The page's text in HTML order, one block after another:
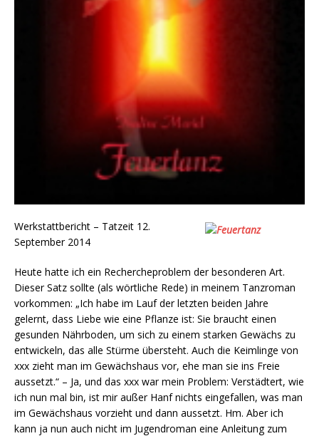
Werkstattbericht – Tatzeit 12.
September 2014
Heute hatte ich ein Rechercheproblem der besonderen Art.
Dieser Satz sollte (als wörtliche Rede) in meinem Tanzroman
vorkommen: „Ich habe im Lauf der letzten beiden Jahre
gelernt, dass Liebe wie eine Pflanze ist: Sie braucht einen
gesunden Nährboden, um sich zu einem starken Gewächs zu
entwickeln, das alle Stürme übersteht. Auch die Keimlinge von
xxx zieht man im Gewächshaus vor, ehe man sie ins Freie
aussetzt.“ – Ja, und das xxx war mein Problem: Verstädtert, wie
ich nun mal bin, ist mir außer Hanf nichts eingefallen, was man
im Gewächshaus vorzieht und dann aussetzt. Hm. Aber ich
kann ja nun auch nicht im Jugendroman eine Anleitung zum